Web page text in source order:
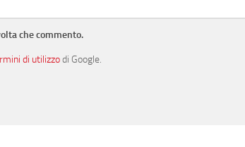
che commento.
di utilizzodi Google.